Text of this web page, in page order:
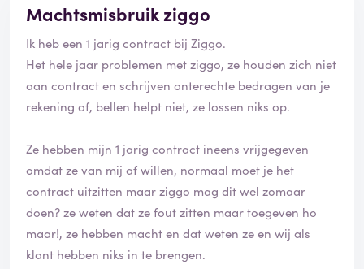
niet, weer bellen, nu duurt het 3 dagen, ook niet! Weer
bellen en nu moet ik maar geduld hebben wanneer
alles weer werkt. Graag doorverbinden met hogere
hand maar dat kan volgens ziggo natuurlijk niet.
Al die poppetjes die bij ziggo werken kunnen of willen
niet helpen en beschermen hun werkgever, hoezo
machtsmisbruik!
Het heeft inmiddels een week geduurd en kan nu pas
weer opnemen en terug kijken.
Alle programma's die ik heb opgenomen, zijn allemaal
verdwenen terwijl ze hebben gezegd, maakt u geen
Machtsmisbruik ziggo
Ik heb een 1 jarig contract bij Ziggo.
Het hele jaar problemen met ziggo, ze houden zich niet
aan contract en schrijven onterechte bedragen van je
rekening af, bellen helpt niet, ze lossen niks op.
Ze hebben mijn 1 jarig contract ineens vrijgegeven
omdat ze van mij af willen, normaal moet je het
contract uitzitten maar ziggo mag dit wel zomaar
doen? ze weten dat ze fout zitten maar toegeven ho
maar!, ze hebben macht en dat weten ze en wij als
klant hebben niks in te brengen.